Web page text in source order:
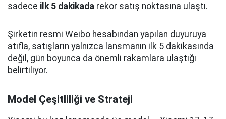
sadece ilk 5 dakikada rekor satış noktasına ulaştı.
Şirketin resmi Weibo hesabından yapılan duyuruya
atıfla, satışların yalnızca lansmanın ilk 5 dakikasında
değil, gün boyunca da önemli rakamlara ulaştığı
belirtiliyor.
Model Çeşitliliği ve Strateji